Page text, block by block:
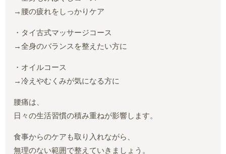
→腰の疲れをしっかりケア
・タイ古式マッサージコース
→全身のバランスを整えたい方に
・オイルコース
→冷えやむくみが気になる方に
腰痛は、
日々の生活習慣の積み重ねが影響します。
食事からのケアも取り入れながら、
無理のない範囲で整えていきましょう。